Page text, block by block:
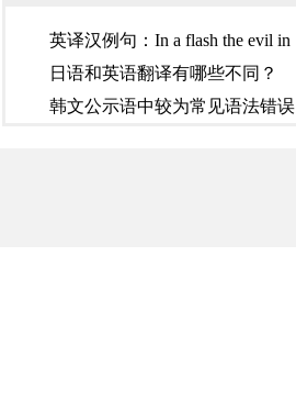
英译汉例句：In a flash the evil in
日语和英语翻译有哪些不同？
韩文公示语中较为常见语法错误